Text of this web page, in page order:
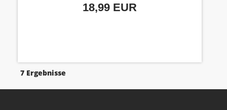
18,99 EUR
7 Ergebnisse